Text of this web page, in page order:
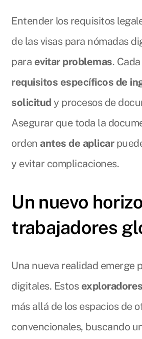
Entender los requisitos
de las visas para nómadas
para evitar problemas.
requisitos específicos de
solicitud y procesos de
Asegurar que toda la
orden antes de aplicar
y evitar complicaciones.
Un nuevo
trabajadores
Una nueva realidad emerge
digitales. Estos
más allá de los espacios de
convencionales, buscando